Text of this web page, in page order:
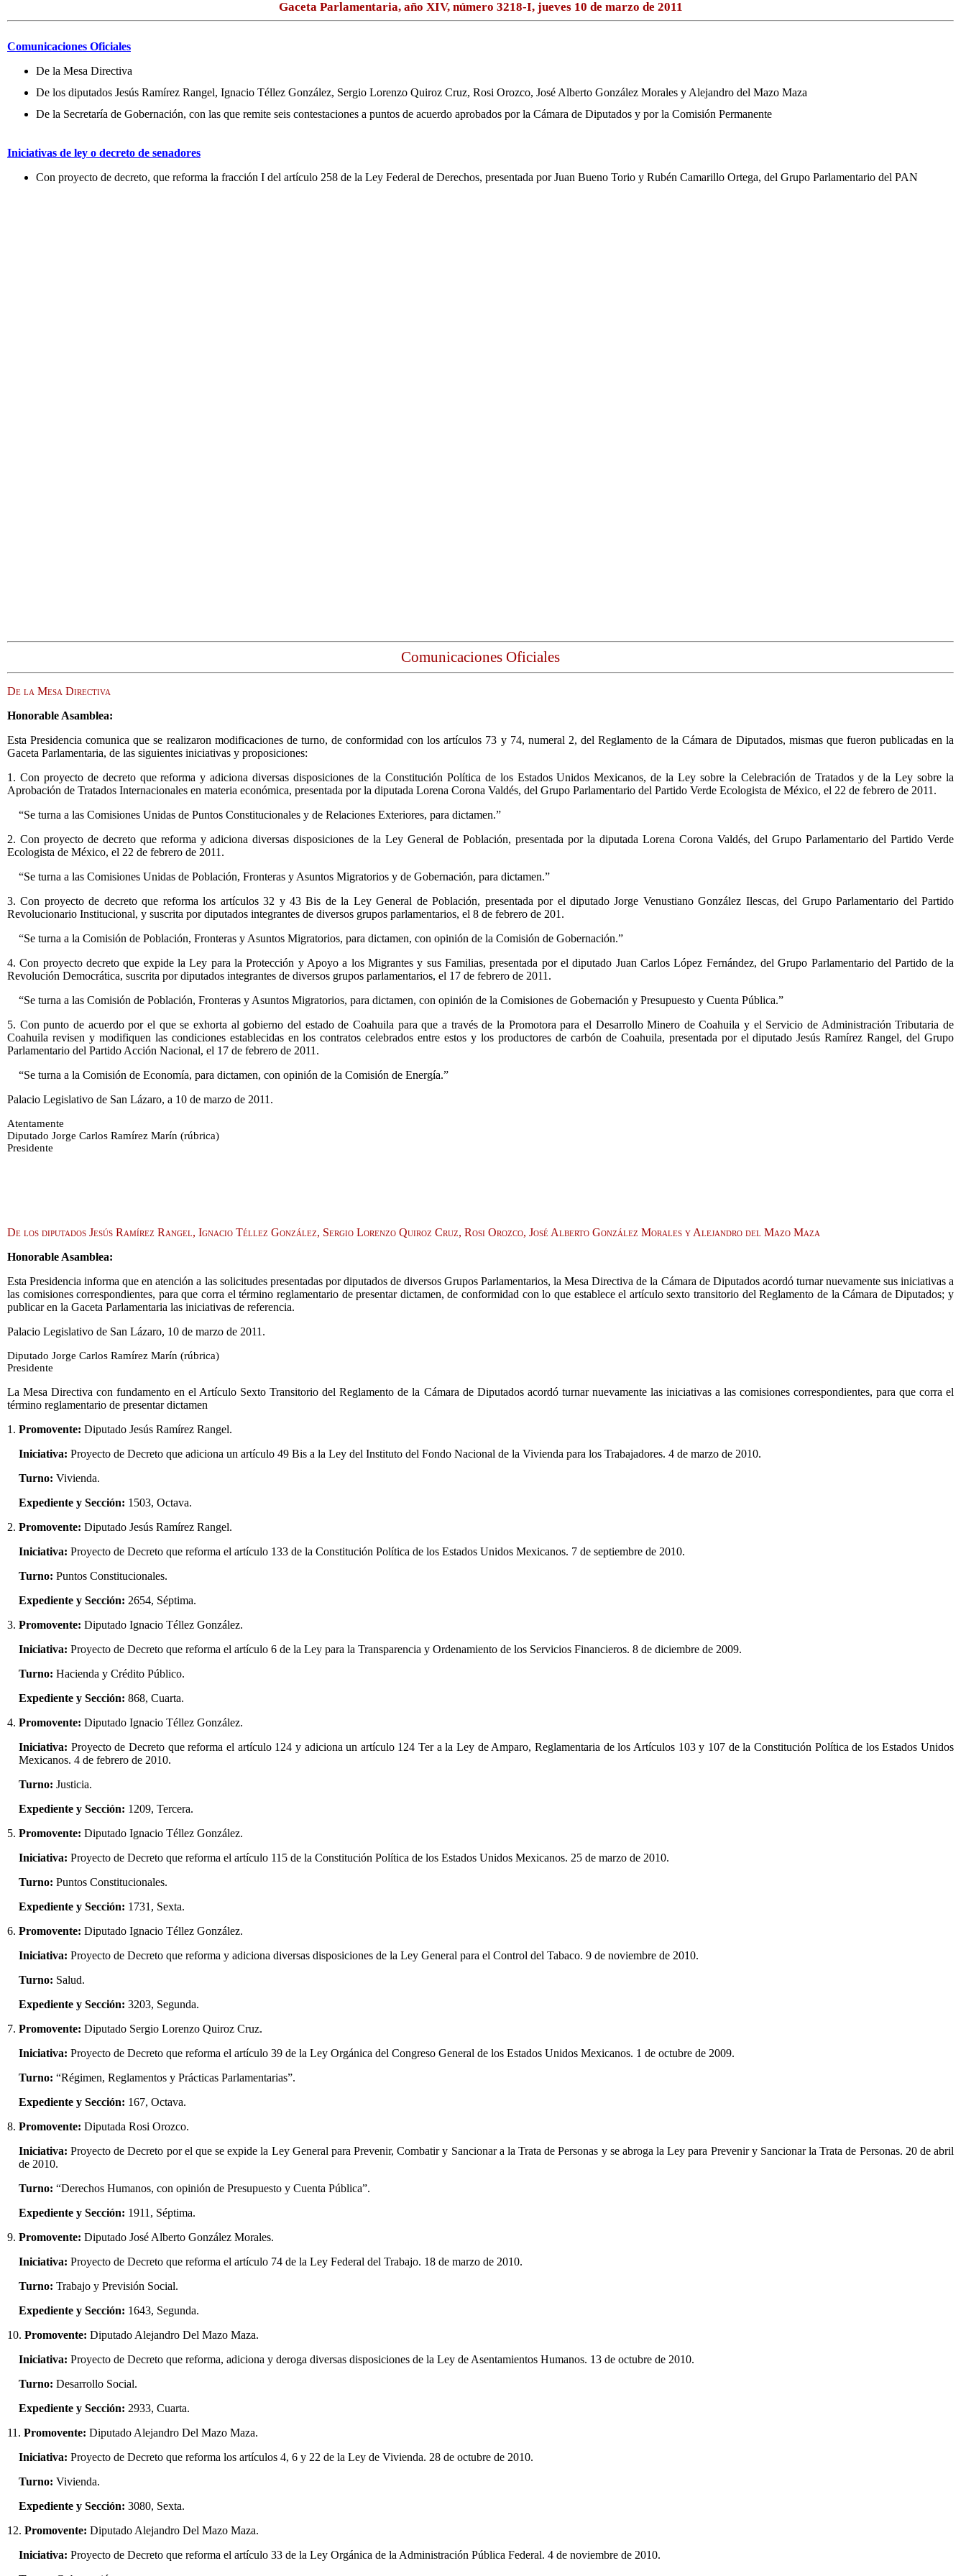
Gaceta Parlamentaria, año XIV, número 3218-I, jueves 10 de marzo de 2011
Comunicaciones Oficiales
De la Mesa Directiva
De los diputados Jesús Ramírez Rangel, Ignacio Téllez González, Sergio Lorenzo Quiroz Cruz, Rosi Orozco, José Alberto González Morales y Alejandro del Mazo Maza
De la Secretaría de Gobernación, con las que remite seis contestaciones a puntos de acuerdo aprobados por la Cámara de Diputados y por la Comisión Permanente
Iniciativas de ley o decreto de senadores
Con proyecto de decreto, que reforma la fracción I del artículo 258 de la Ley Federal de Derechos, presentada por Juan Bueno Torio y Rubén Camarillo Ortega, del Grupo Parlamentario del PAN
Comunicaciones Oficiales
De la Mesa Directiva
Honorable Asamblea:
Esta Presidencia comunica que se realizaron modificaciones de turno, de conformidad con los artículos 73 y 74, numeral 2, del Reglamento de la Cámara de Diputados, mismas que fueron publicadas en la
Gaceta Parlamentaria, de las siguientes iniciativas y proposiciones:
1. Con proyecto de decreto que reforma y adiciona diversas disposiciones de la Constitución Política de los Estados Unidos Mexicanos, de la Ley sobre la Celebración de Tratados y de la Ley sobre la
Aprobación de Tratados Internacionales en materia económica, presentada por la diputada Lorena Corona Valdés, del Grupo Parlamentario del Partido Verde Ecologista de México, el 22 de febrero de 2011.
“Se turna a las Comisiones Unidas de Puntos Constitucionales y de Relaciones Exteriores, para dictamen.”
2. Con proyecto de decreto que reforma y adiciona diversas disposiciones de la Ley General de Población, presentada por la diputada Lorena Corona Valdés, del Grupo Parlamentario del Partido Verde
Ecologista de México, el 22 de febrero de 2011.
“Se turna a las Comisiones Unidas de Población, Fronteras y Asuntos Migratorios y de Gobernación, para dictamen.”
3. Con proyecto de decreto que reforma los artículos 32 y 43 Bis de la Ley General de Población, presentada por el diputado Jorge Venustiano González Ilescas, del Grupo Parlamentario del Partido
Revolucionario Institucional, y suscrita por diputados integrantes de diversos grupos parlamentarios, el 8 de febrero de 201.
“Se turna a la Comisión de Población, Fronteras y Asuntos Migratorios, para dictamen, con opinión de la Comisión de Gobernación.”
4. Con proyecto decreto que expide la Ley para la Protección y Apoyo a los Migrantes y sus Familias, presentada por el diputado Juan Carlos López Fernández, del Grupo Parlamentario del Partido de la
Revolución Democrática, suscrita por diputados integrantes de diversos grupos parlamentarios, el 17 de febrero de 2011.
“Se turna a las Comisión de Población, Fronteras y Asuntos Migratorios, para dictamen, con opinión de la Comisiones de Gobernación y Presupuesto y Cuenta Pública.”
5. Con punto de acuerdo por el que se exhorta al gobierno del estado de Coahuila para que a través de la Promotora para el Desarrollo Minero de Coahuila y el Servicio de Administración Tributaria de
Coahuila revisen y modifiquen las condiciones establecidas en los contratos celebrados entre estos y los productores de carbón de Coahuila, presentada por el diputado Jesús Ramírez Rangel, del Grupo
Parlamentario del Partido Acción Nacional, el 17 de febrero de 2011.
“Se turna a la Comisión de Economía, para dictamen, con opinión de la Comisión de Energía.”
Palacio Legislativo de San Lázaro, a 10 de marzo de 2011.
Atentamente
Diputado Jorge Carlos Ramírez Marín (rúbrica)
Presidente
De los diputados Jesús Ramírez Rangel, Ignacio Téllez González, Sergio Lorenzo Quiroz Cruz, Rosi Orozco, José Alberto González Morales y Alejandro del Mazo Maza
Honorable Asamblea:
Esta Presidencia informa que en atención a las solicitudes presentadas por diputados de diversos Grupos Parlamentarios, la Mesa Directiva de la Cámara de Diputados acordó turnar nuevamente sus iniciativas a
las comisiones correspondientes, para que corra el término reglamentario de presentar dictamen, de conformidad con lo que establece el artículo sexto transitorio del Reglamento de la Cámara de Diputados; y
publicar en la Gaceta Parlamentaria las iniciativas de referencia.
Palacio Legislativo de San Lázaro, 10 de marzo de 2011.
Diputado Jorge Carlos Ramírez Marín (rúbrica)
Presidente
La Mesa Directiva con fundamento en el Artículo Sexto Transitorio del Reglamento de la Cámara de Diputados acordó turnar nuevamente las iniciativas a las comisiones correspondientes, para que corra el
término reglamentario de presentar dictamen
1. Promovente: Diputado Jesús Ramírez Rangel.
Iniciativa: Proyecto de Decreto que adiciona un artículo 49 Bis a la Ley del Instituto del Fondo Nacional de la Vivienda para los Trabajadores. 4 de marzo de 2010.
Turno: Vivienda.
Expediente y Sección: 1503, Octava.
2. Promovente: Diputado Jesús Ramírez Rangel.
Iniciativa: Proyecto de Decreto que reforma el artículo 133 de la Constitución Política de los Estados Unidos Mexicanos. 7 de septiembre de 2010.
Turno: Puntos Constitucionales.
Expediente y Sección: 2654, Séptima.
3. Promovente: Diputado Ignacio Téllez González.
Iniciativa: Proyecto de Decreto que reforma el artículo 6 de la Ley para la Transparencia y Ordenamiento de los Servicios Financieros. 8 de diciembre de 2009.
Turno: Hacienda y Crédito Público.
Expediente y Sección: 868, Cuarta.
4. Promovente: Diputado Ignacio Téllez González.
Iniciativa: Proyecto de Decreto que reforma el artículo 124 y adiciona un artículo 124 Ter a la Ley de Amparo, Reglamentaria de los Artículos 103 y 107 de la Constitución Política de los Estados Unidos
Mexicanos. 4 de febrero de 2010.
Turno: Justicia.
Expediente y Sección: 1209, Tercera.
5. Promovente: Diputado Ignacio Téllez González.
Iniciativa: Proyecto de Decreto que reforma el artículo 115 de la Constitución Política de los Estados Unidos Mexicanos. 25 de marzo de 2010.
Turno: Puntos Constitucionales.
Expediente y Sección: 1731, Sexta.
6. Promovente: Diputado Ignacio Téllez González.
Iniciativa: Proyecto de Decreto que reforma y adiciona diversas disposiciones de la Ley General para el Control del Tabaco. 9 de noviembre de 2010.
Turno: Salud.
Expediente y Sección: 3203, Segunda.
7. Promovente: Diputado Sergio Lorenzo Quiroz Cruz.
Iniciativa: Proyecto de Decreto que reforma el artículo 39 de la Ley Orgánica del Congreso General de los Estados Unidos Mexicanos. 1 de octubre de 2009.
Turno: “Régimen, Reglamentos y Prácticas Parlamentarias”.
Expediente y Sección: 167, Octava.
8. Promovente: Diputada Rosi Orozco.
Iniciativa: Proyecto de Decreto por el que se expide la Ley General para Prevenir, Combatir y Sancionar a la Trata de Personas y se abroga la Ley para Prevenir y Sancionar la Trata de Personas. 20 de abril
de 2010.
Turno: “Derechos Humanos, con opinión de Presupuesto y Cuenta Pública”.
Expediente y Sección: 1911, Séptima.
9. Promovente: Diputado José Alberto González Morales.
Iniciativa: Proyecto de Decreto que reforma el artículo 74 de la Ley Federal del Trabajo. 18 de marzo de 2010.
Turno: Trabajo y Previsión Social.
Expediente y Sección: 1643, Segunda.
10. Promovente: Diputado Alejandro Del Mazo Maza.
Iniciativa: Proyecto de Decreto que reforma, adiciona y deroga diversas disposiciones de la Ley de Asentamientos Humanos. 13 de octubre de 2010.
Turno: Desarrollo Social.
Expediente y Sección: 2933, Cuarta.
11. Promovente: Diputado Alejandro Del Mazo Maza.
Iniciativa: Proyecto de Decreto que reforma los artículos 4, 6 y 22 de la Ley de Vivienda. 28 de octubre de 2010.
Turno: Vivienda.
Expediente y Sección: 3080, Sexta.
12. Promovente: Diputado Alejandro Del Mazo Maza.
Iniciativa: Proyecto de Decreto que reforma el artículo 33 de la Ley Orgánica de la Administración Pública Federal. 4 de noviembre de 2010.